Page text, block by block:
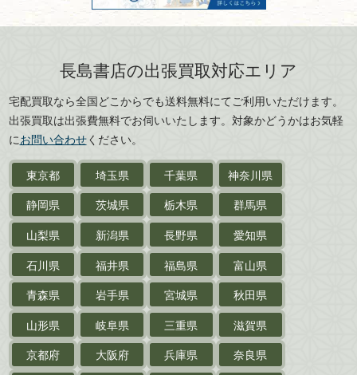
版画・リトグラフ・
刀剣・鎧・甲冑
武道書・武術書
近代文学・
サイン色紙
作家草稿・原稿・肉筆物
探偵小説・推理小説
乗物
鉄道・
電車・バス
戦前・戦中の紙物・資料
絵葉書
兵庫県
奈良県
島根県
岡山県
徳島県
香川県
愛媛県
長島書店の出張買取対応エリア
宅配買取なら全国どこからでも送料無料にてご利用いただけます。
出張買取は出張費無料でお伺いいたします。対象かどうかはお気軽
にお問い合わせください。
東京都 埼玉県 千葉県
神奈川県
静岡県
茨城県 栃木県
群馬県
山梨県
新潟県 長野県
愛知県
石川県
福井県 福島県
富山県
青森県
岩手県 宮城県
秋田県
山形県
岐阜県 三重県
滋賀県
京都府
大阪府 兵庫県
奈良県